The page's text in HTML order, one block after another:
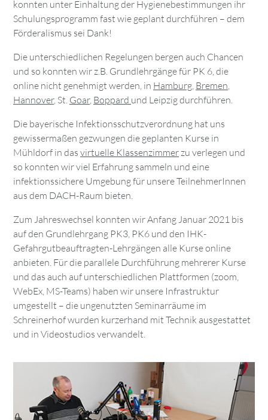
konnten unter Einhaltung der Hygienebestimmungen ihr
Schulungsprogramm fast wie geplant durchführen – dem
Förderalismus sei Dank!
Die unterschiedlichen Regelungen bergen auch Chancen
und so konnten wir z.B. Grundlehrgänge für PK 6, die
online nicht genehmigt werden, in Hamburg, Bremen,
Hannover, St. Goar, Boppard und Leipzig durchführen.
Die bayerische Infektionsschutzverordnung hat uns
gewissermaßen gezwungen die geplanten Kurse in
Mühldorf in das virtuelle Klassenzimmerzu verlegen und
so konnten wir viel Erfahrung sammeln und eine
infektionssichere Umgebung für unsere TeilnehmerInnen
aus dem DACH-Raum bieten.
Zum Jahreswechsel konnten wir Anfang Januar 2021 bis
auf den Grundlehrgang PK3, PK6 und den IHK-
Gefahrgutbeauftragten-Lehrgängen alle Kurse online
anbieten. Für die parallele Durchführung mehrerer Kurse
und das auch auf unterschiedlichen Plattformen (zoom,
WebEx, MS-Teams) haben wir unsere Infrastruktur
umgestellt – die ungenutzten Seminarräume im
Schreinerhof wurden kurzerhand mit Technik ausgestattet
und in Videostudios verwandelt.